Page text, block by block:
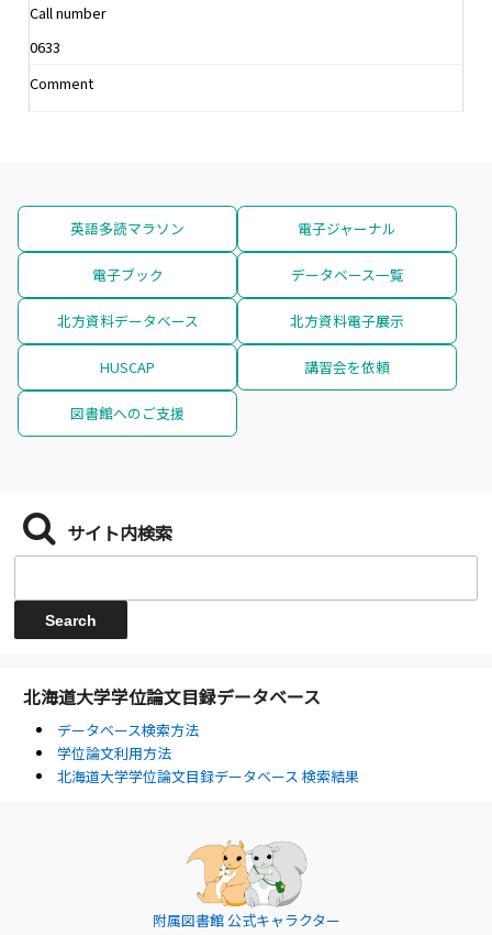
Call number
0633
Comment
英語多読マラソン 電子ジャーナル
電子ブック データベース一覧
北方資料データベース 北方資料電子展示
HUSCAP 講習会を依頼
図書館へのご支援
サイト内検索
北海道大学学位論文目録データベース
データベース検索方法
学位論文利用方法
北海道大学学位論文目録データベース 検索結果
附属図書館 公式キャラクター